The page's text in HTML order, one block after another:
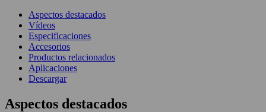
Aspectos destacados
Vídeos
Especificaciones
Accesorios
Productos relacionados
Aplicaciones
Descargar
Aspectos destacados